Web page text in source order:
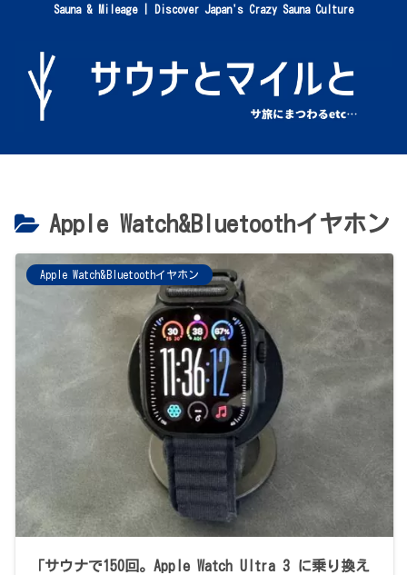
Sauna & Mileage | Discover Japan's Crazy Sauna Culture
Apple Watch&Bluetoothイヤホン
Apple Watch&Bluetoothイヤホン
「サウナで150回。Apple Watch Ultra 3 に乗り換え